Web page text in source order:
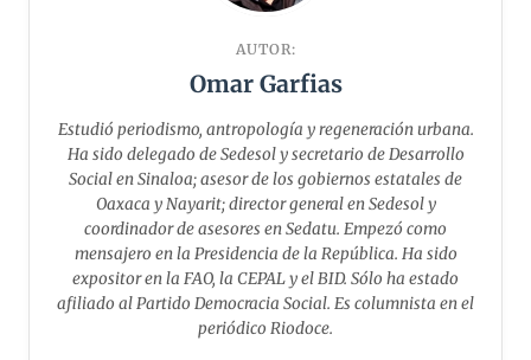
AUTOR:
Omar Garfias
Estudió periodismo, antropología y regeneración urbana.
Ha sido delegado de Sedesol y secretario de Desarrollo
Social en Sinaloa; asesor de los gobiernos estatales de
Oaxaca y Nayarit; director general en Sedesol y
coordinador de asesores en Sedatu. Empezó como
mensajero en la Presidencia de la República. Ha sido
expositor en la FAO, la CEPAL y el BID. Sólo ha estado
afiliado al Partido Democracia Social. Es columnista en el
periódico Riodoce.